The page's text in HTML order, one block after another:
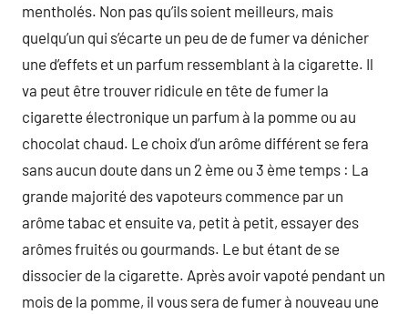
mentholés. Non pas qu’ils soient meilleurs, mais
quelqu’un qui s’écarte un peu de de fumer va dénicher
une d’effets et un parfum ressemblant à la cigarette. Il
va peut être trouver ridicule en tête de fumer la
cigarette électronique un parfum à la pomme ou au
chocolat chaud. Le choix d’un arôme différent se fera
sans aucun doute dans un 2 ème ou 3 ème temps : La
grande majorité des vapoteurs commence par un
arôme tabac et ensuite va, petit à petit, essayer des
arômes fruités ou gourmands. Le but étant de se
dissocier de la cigarette. Après avoir vapoté pendant un
mois de la pomme, il vous sera de fumer à nouveau une